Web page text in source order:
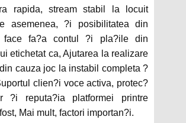
rapida, stream stabil la locuit
asemenea, ?i posibilitatea din
face fa?a contul ?i pla?ile din
etichetat ca, Ajutarea la realizare
cauza joc la instabil completa ?
clien?i voce activa, protec?
?i reputa?ia platformei printre
Mai mult, factori importan?i.